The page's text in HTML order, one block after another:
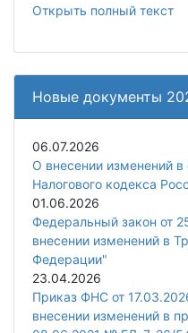
Открыть полный текст
Новые документы
06.07.2026
О внесении изменений в
Налогового кодекса
01.06.2026
Федеральный закон от
внесении изменений в
Федерации"
23.04.2026
Приказ ФНС от
внесении изменений в